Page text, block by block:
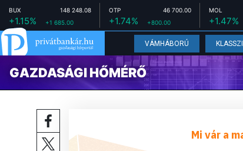
BUX 148 248.08
+1.15% +1 685.00
OTP 46 700.00
+1.74% +800.00
MOL
+1.47%
VÁMHÁBORÚ
GAZDASÁGI HŐMÉRŐ
Mi vár a